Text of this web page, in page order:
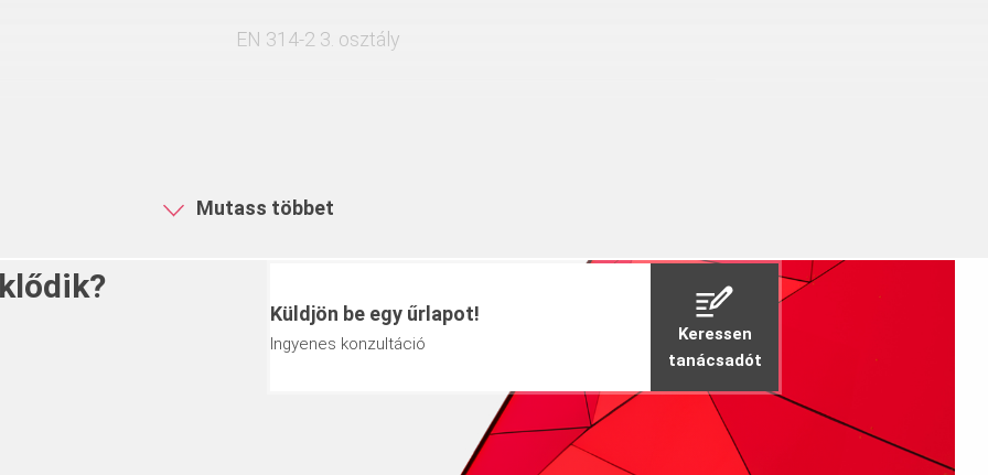
EN 314-2 3. osztály
Méret
Mutass többet
Küldjön be egy űrlapot!
Ingyenes konzultáció
Keressen
tanácsadót